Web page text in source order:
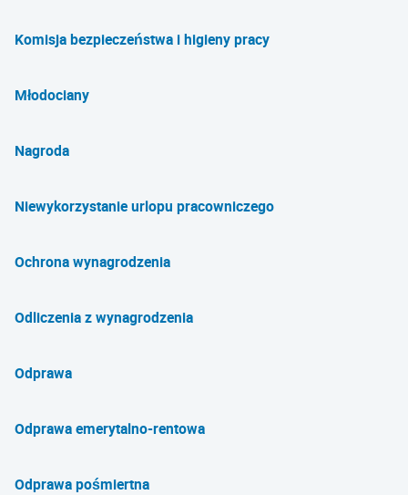
Komisja bezpieczeństwa i higieny pracy
Młodociany
Nagroda
Niewykorzystanie urlopu pracowniczego
Ochrona wynagrodzenia
Odliczenia z wynagrodzenia
Odprawa
Odprawa emerytalno-rentowa
Odprawa pośmiertna